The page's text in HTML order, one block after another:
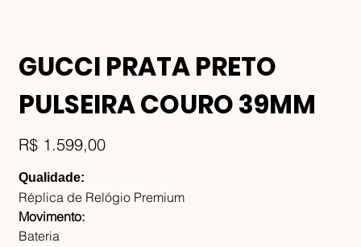
GUCCI PRATA PRETO
PULSEIRA COURO 39MM
Preço
R$ 1.599,00
Qualidade:
Réplica de Relógio Premium
Movimento:
Bateria